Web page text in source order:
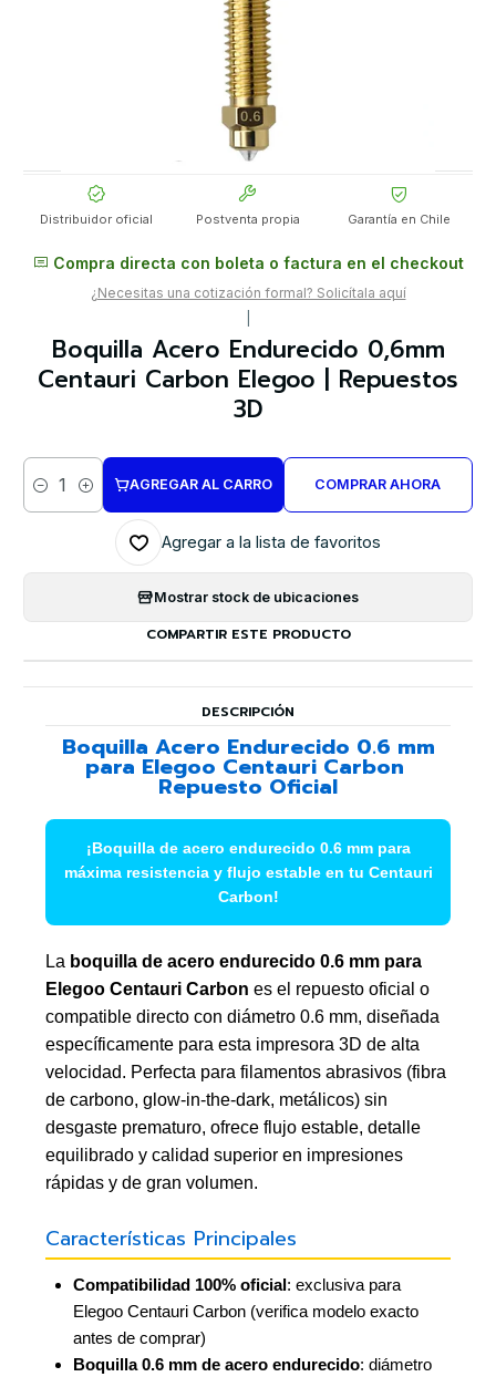
Distribuidor oficial Postventa propia Garantía en Chile
Compra directa con boleta o factura en el checkout
¿Necesitas una cotización formal? Solicítala aquí
Boquilla Acero Endurecido 0,6mm
Centauri Carbon Elegoo | Repuestos
3D
Cantidad
AGREGAR AL CARRO COMPRAR AHORA
Agregar a la lista de favoritos
Mostrar stock de ubicaciones
COMPARTIR ESTE PRODUCTO
DESCRIPCIÓN
Boquilla Acero Endurecido 0.6 mm
para Elegoo Centauri Carbon 
Repuesto Oficial
¡Boquilla de acero endurecido 0.6 mm para
máxima resistencia y flujo estable en tu Centauri
Carbon!
La boquilla de acero endurecido 0.6 mm para
Elegoo Centauri Carbon es el repuesto oficial o
compatible directo con diámetro 0.6 mm, diseñada
específicamente para esta impresora 3D de alta
velocidad. Perfecta para filamentos abrasivos (fibra
de carbono, glow-in-the-dark, metálicos) sin
desgaste prematuro, ofrece flujo estable, detalle
equilibrado y calidad superior en impresiones
rápidas y de gran volumen.
Características Principales
Compatibilidad 100% oficial: exclusiva para
Elegoo Centauri Carbon (verifica modelo exacto
antes de comprar)
Boquilla 0.6 mm de acero endurecido: diámetro